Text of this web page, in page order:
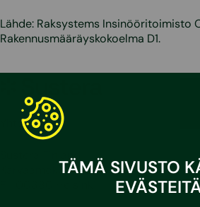
TÄMÄ SIVUSTO
Lähde: Raksystems Insinööritoimisto
Rakennusmääräyskokoelma D1.
Yhteystiedot
Sustera Finland
Karvaamokuja 2 D